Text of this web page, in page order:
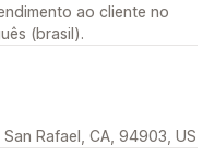
ao cliente no
(brasil).
Rafael, CA, 94903, US